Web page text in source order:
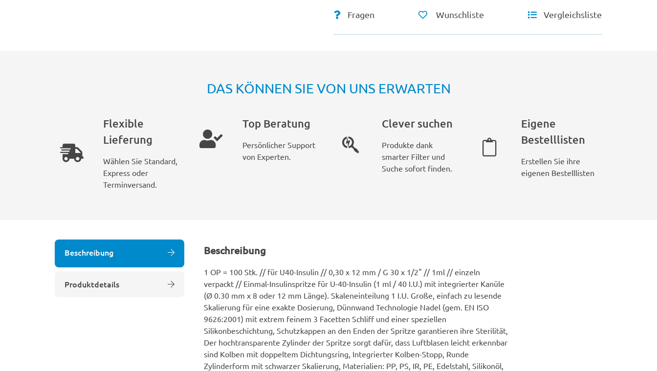
Fragen Wunschliste Vergleichsliste
DAS KÖNNEN SIE VON UNS ERWARTEN
Flexible
Lieferung
Wählen Sie Standard,
Express oder
Terminversand.
Top Beratung
Persönlicher Support
von Experten.
Clever suchen
Produkte dank
smarter Filter und
Suche sofort finden.
Eigene
Bestelllisten
Erstellen Sie ihre
eigenen Bestelllisten
Beschreibung
Produktdetails
Beschreibung
1 OP = 100 Stk. // für U40-Insulin // 0,30 x 12 mm / G 30 x 1/2" // 1ml // einzeln
verpackt // Einmal-Insulinspritze für U-40-Insulin (1 ml / 40 I.U.) mit integrierter Kanüle
(Ø 0.30 mm x 8 oder 12 mm Länge). Skaleneinteilung 1 I.U. Große, einfach zu lesende
Skalierung für eine exakte Dosierung, Dünnwand Technologie Nadel (gem. EN ISO
9626:2001) mit extrem feinem 3 Facetten Schliff und einer speziellen
Silikonbeschichtung, Schutzkappen an den Enden der Spritze garantieren ihre Sterilität,
Der hochtransparente Zylinder der Spritze sorgt dafür, dass Luftblasen leicht erkennbar
sind Kolben mit doppeltem Dichtungsring, Integrierter Kolben-Stopp, Runde
Zylinderform mit schwarzer Skalierung, Materialien: PP, PS, IR, PE, Edelstahl, Silikonöl,